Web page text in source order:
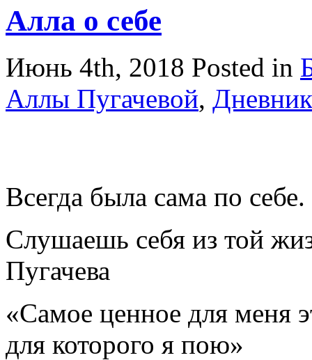
Алла о себе
Июнь 4th, 2018 Posted in
Аллы Пугачевой,
Всегда была сама по
Слушаешь себя из той
Пугачева
«Самое ценное для меня
для которого я пою»